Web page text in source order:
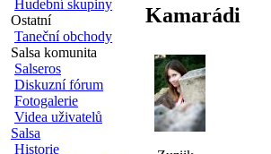
Hudební skupiny
Ostatní
Taneční obchody
Salsa komunita
Salseros
Diskuzní fórum
Fotogalerie
Videa uživatelů
Salsa
Historie
Kamarádi